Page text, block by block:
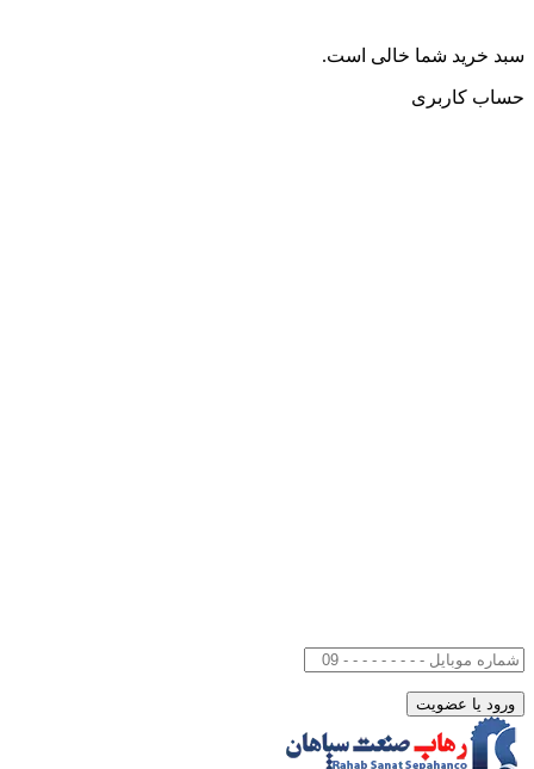
سبد خرید شما خالی است.
حساب کاربری